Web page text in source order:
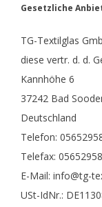
Gesetzliche
TG-Textilglas
diese vertr. d. d.
Kannhöhe 6
37242 Bad
Deutschland
Telefon:
Telefax:
E-Mail: info@tg-
USt-IdNr.: